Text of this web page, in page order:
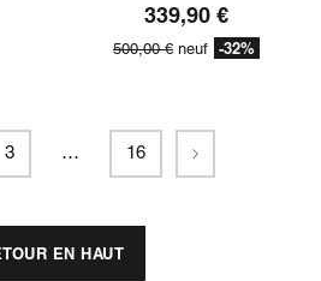
339,90 €
500,00 € neuf -32%
3 … 16 Suivant
EN HAUT